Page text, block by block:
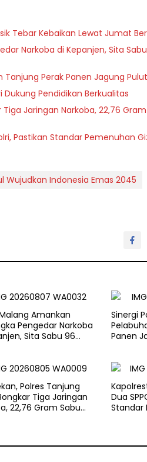
Tebar Kebaikan Lewat Jumat
Narkoba di Kepanjen, Sita
Tanjung Perak Panen Jagung
Pendidikan Berkualitas
Jaringan Narkoba, 22,76
Pastikan Standar Pemenuhan
Wujudkan Indonesia Emas 2045
Amankan
Pengedar Narkoba
Sita Sabu 96
Sinergi
Panen
Polres Tanjung
Tiga Jaringan
22,76 Gram Sabu
Dua
Standar